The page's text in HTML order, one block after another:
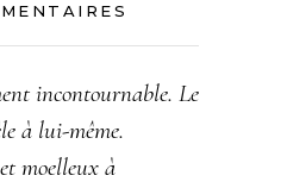
incontournable. Le
à lui-même.
moelleux à